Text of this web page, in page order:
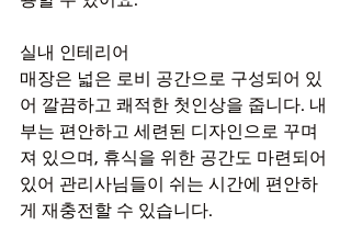
실내 인테리어
매장은 넓은 로비 공간으로 구성되어 있
어 깔끔하고 쾌적한 첫인상을 줍니다. 내
부는 편안하고 세련된 디자인으로 꾸며
져 있으며, 휴식을 위한 공간도 마련되어
있어 관리사님들이 쉬는 시간에 편안하
게 재충전할 수 있습니다.